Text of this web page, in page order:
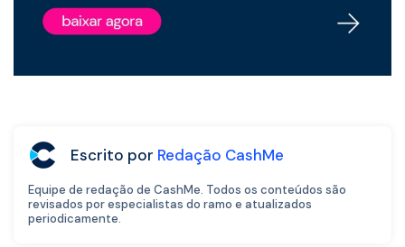
Escrito por Redação CashMe
Equipe de redação de CashMe. Todos os conteúdos são
revisados por especialistas do ramo e atualizados
periodicamente.